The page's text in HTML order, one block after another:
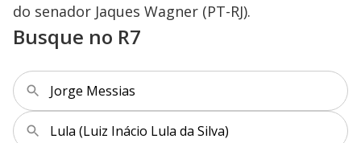
do senador Jaques Wagner (PT-RJ).
Busque no R7
Jorge Messias
Lula (Luiz Inácio Lula da Silva)